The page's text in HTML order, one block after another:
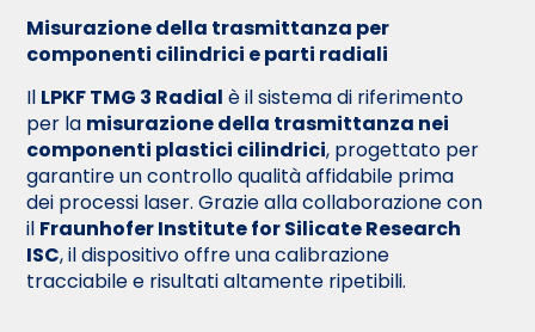
Misurazione della trasmittanza per
componenti cilindrici e parti radiali
Il LPKF TMG 3 Radial è il sistema di riferimento
per la misurazione della trasmittanza nei
componenti plastici cilindrici, progettato per
garantire un controllo qualità affidabile prima
dei processi laser. Grazie alla collaborazione con
il Fraunhofer Institute for Silicate Research
ISC, il dispositivo offre una calibrazione
tracciabile e risultati altamente ripetibili.